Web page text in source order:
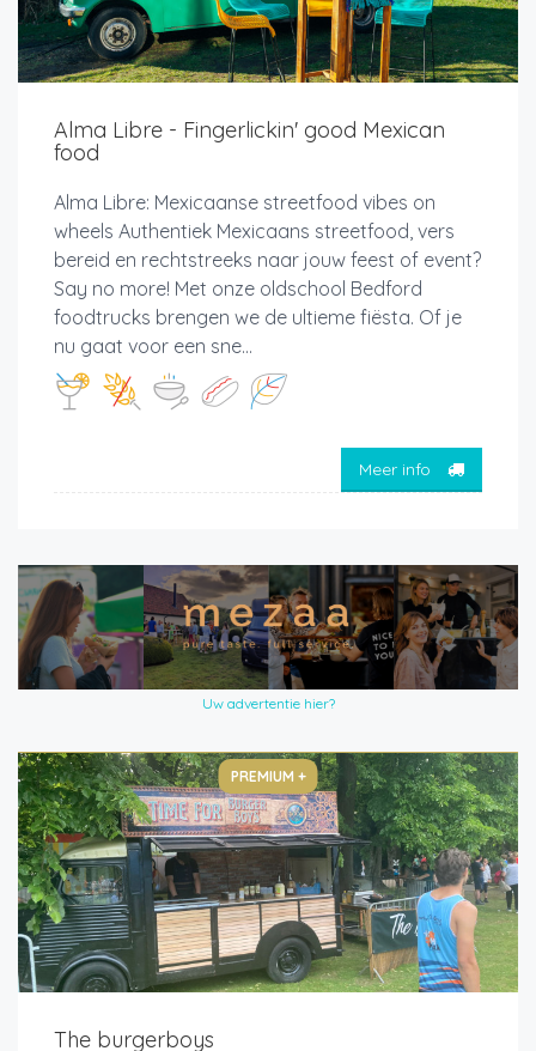
Alma Libre - Fingerlickin' good Mexican
food
Alma Libre: Mexicaanse streetfood vibes on
wheels Authentiek Mexicaans streetfood, vers
bereid en rechtstreeks naar jouw feest of event?
Say no more! Met onze oldschool Bedford
foodtrucks brengen we de ultieme fiësta. Of je
nu gaat voor een sne...
Meer info
Uw advertentie hier?
PREMIUM +
The burgerboys